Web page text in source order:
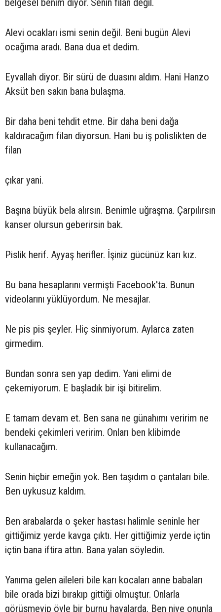
belgesel benim diyor. Senin filan değil.
Alevi ocakları ismi senin değil. Beni bugün Alevi
ocağıma aradı. Bana dua et dedim.
Eyvallah diyor. Bir sürü de duasını aldım. Hani Hanzo
Aksüt ben sakın bana bulaşma.
Bir daha beni tehdit etme. Bir daha beni dağa
kaldıracağım filan diyorsun. Hani bu iş polislikten de
filan
çıkar yani.
Başına büyük bela alırsın. Benimle uğraşma. Çarpılırsın
kanser olursun geberirsin bak.
Pislik herif. Ayyaş herifler. İşiniz gücünüz karı kız.
Bu bana hesaplarını vermişti Facebook'ta. Bunun
videolarını yüklüyordum. Ne mesajlar.
Ne pis pis şeyler. Hiç sinmiyorum. Aylarca zaten
girmedim.
Bundan sonra sen yap dedim. Yani elimi de
çekemiyorum. E başladık bir işi bitirelim.
E tamam devam et. Ben sana ne günahımı veririm ne
bendeki çekimleri veririm. Onları ben klibimde
kullanacağım.
Senin hiçbir emeğin yok. Ben taşıdım o çantaları bile.
Ben uykusuz kaldım.
Ben arabalarda o şeker hastası halimle seninle her
gittiğimiz yerde kavga çıktı. Her gittiğimiz yerde içtin
içtin bana iftira attın. Bana yalan söyledin.
Yanıma gelen aileleri bile karı kocaları anne babaları
bile orada bizi bırakıp gittiği olmuştur. Onlarla
görüşmeyip öyle bir burnu havalarda. Ben niye onunla